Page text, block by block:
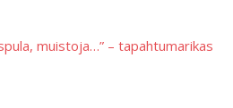
muistoja…” – tapahtumarikas